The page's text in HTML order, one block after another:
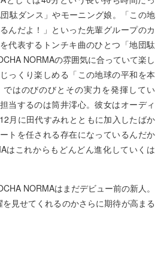
駄ダンス」やモーニング娘。「この地
んだよ！」といった先輩グループのカ
代表するトンチキ曲のひとつ「地団駄
NORMAの雰囲気に合っていて楽し
っくり楽しめる「この地球の平和を本
はのびのびとその実力を発揮してい
当するのは筒井澪心。彼女はオーディ
月に田代すみれとともに加入したばか
トを任される存在になっているんだか
はこれからもどんどん進化していくは
NORMAはまだデビュー前の新人。
見せてくれるのかさらに期待が高まる